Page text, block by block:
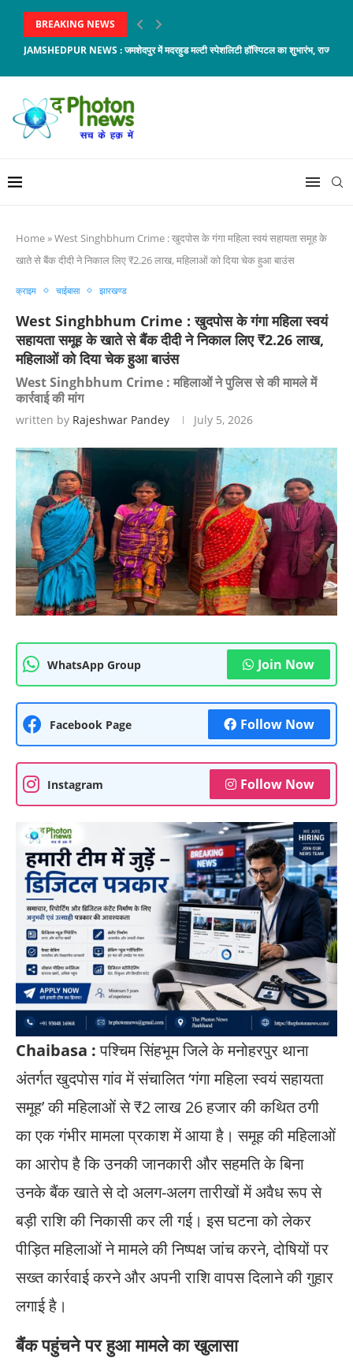
BREAKING NEWS
JAMSHEDPUR NEWS : जमशेदपुर में मदरहुड मल्टी स्पेशलिटी हॉस्पिटल का शुभारंभ, राज्यपाल
Home»West Singhbhum Crime : खुदपोस के गंगा महिला स्वयं सहायता समूह के
खाते से बैंक दीदी ने निकाल लिए ₹2.26 लाख, महिलाओं को दिया चेक हुआ बाउंस
क्राइम चाईबासा झारखण्ड
West Singhbhum Crime : खुदपोस के गंगा महिला स्वयं
सहायता समूह के खाते से बैंक दीदी ने निकाल लिए ₹2.26 लाख,
महिलाओं को दिया चेक हुआ बाउंस
West Singhbhum Crime : महिलाओं ने पुलिस से की मामले में
कार्रवाई की मांग
written by Rajeshwar Pandey July 5, 2026
WhatsApp Group Join Now
Facebook Page Follow Now
Instagram Follow Now
Chaibasa :पश्चिम सिंहभूम जिले के मनोहरपुर थाना
अंतर्गत खुदपोस गांव में संचालित ‘गंगा महिला स्वयं सहायता
समूह’ की महिलाओं से ₹2 लाख 26 हजार की कथित ठगी
का एक गंभीर मामला प्रकाश में आया है। समूह की महिलाओं
का आरोप है कि उनकी जानकारी और सहमति के बिना
उनके बैंक खाते से दो अलग-अलग तारीखों में अवैध रूप से
बड़ी राशि की निकासी कर ली गई। इस घटना को लेकर
पीड़ित महिलाओं ने मामले की निष्पक्ष जांच करने, दोषियों पर
सख्त कार्रवाई करने और अपनी राशि वापस दिलाने की गुहार
लगाई है।
बैंक पहुंचने पर हुआ मामले का खुलासा